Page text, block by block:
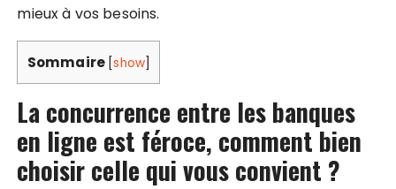
mieux à vos besoins.
Sommaire [show]
La concurrence entre les banques
en ligne est féroce, comment bien
choisir celle qui vous convient ?